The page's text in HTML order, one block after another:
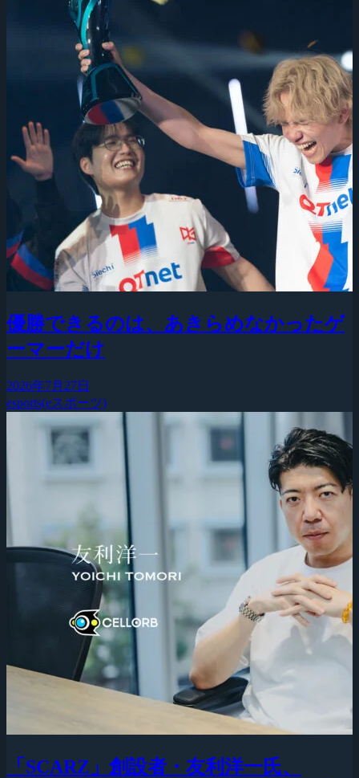
優勝できるのは、あきらめなかったゲ
ーマーだけ
2026年7月27日
esports(eスポーツ)
「SCARZ」創設者・友利洋一氏、